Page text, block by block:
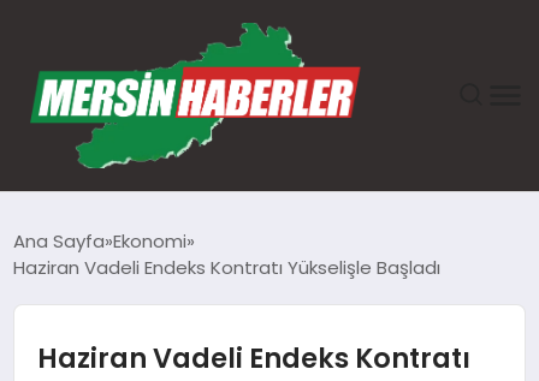
EKONOMI
Ana Sayfa Ekonomi
Haziran Vadeli Endeks Kontratı Yükselişle Başladı
Haziran Vadeli Endeks Kontratı